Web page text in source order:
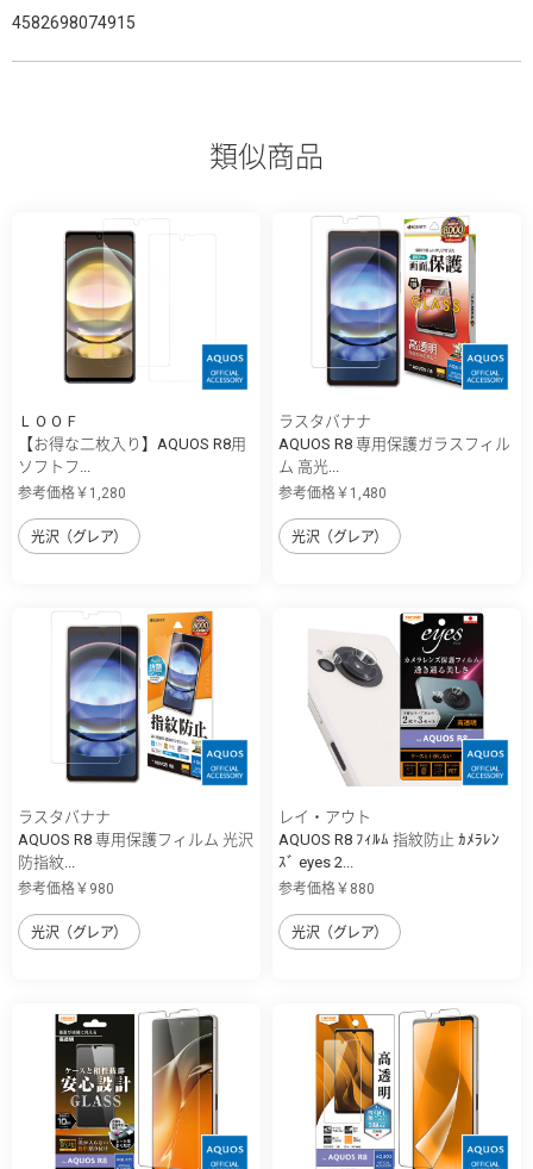
4582698074915
類似商品
ＬＯＯＦ
【お得な二枚入り】AQUOS R8用
ソフトフ...
参考価格￥1,280
光沢（グレア）
ラスタバナナ
AQUOS R8 専用保護ガラスフィル
ム 高光...
参考価格￥1,480
光沢（グレア）
ラスタバナナ
AQUOS R8 専用保護フィルム 光沢
防指紋...
参考価格￥980
光沢（グレア）
レイ・アウト
AQUOS R8 ﾌｨﾙﾑ 指紋防止 ｶﾒﾗﾚﾝ
ｽﾞ eyes 2...
参考価格￥880
光沢（グレア）